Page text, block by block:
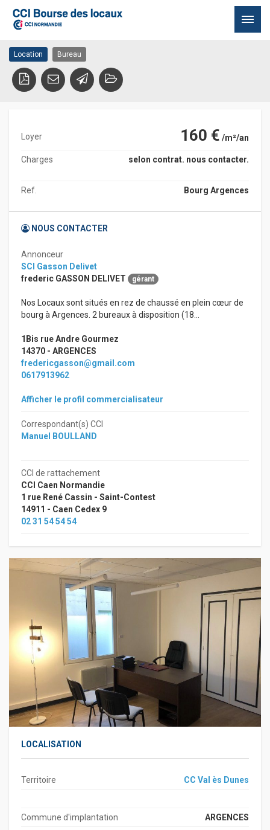
contenu
bourg avec parties
communes
14370 ARGENCES
Location Bureau
Loyer 160 € /m²/an
Charges selon contrat. nous contacter.
Ref. Bourg Argences
NOUS CONTACTER
Annonceur
SCI Gasson Delivet
frederic GASSON DELIVET
gérant
Nos Locaux sont situés en rez de chaussé en plein cœur de
bourg à Argences. 2 bureaux à disposition (18...
1Bis rue Andre Gourmez
14370 - ARGENCES
fredericgasson@gmail.com
0617913962
Afficher le profil commercialisateur
Correspondant(s) CCI
Manuel BOULLAND
CCI de rattachement
CCI Caen Normandie
1 rue René Cassin - Saint-Contest
14911 - Caen Cedex 9
02 31 54 54 54
LOCALISATION
Territoire CC Val ès Dunes
Commune d'implantation
ARGENCES